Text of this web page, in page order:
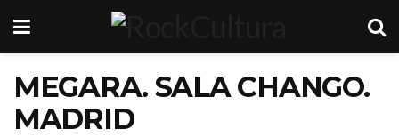
MEGARA. SALA CHANGO.
MADRID